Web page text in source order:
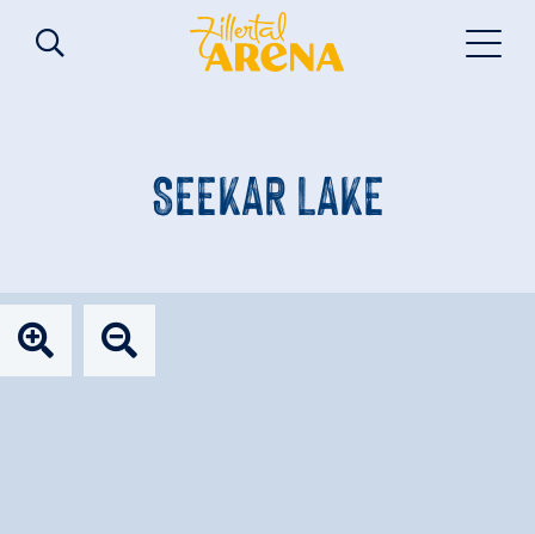
SEEKAR LAKE